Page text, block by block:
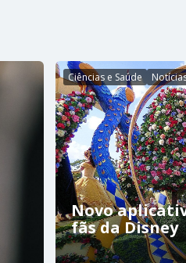
Ciências e Saúde
Novo
fãs da Disney